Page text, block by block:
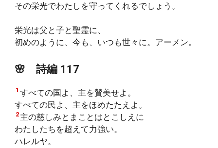
その栄光でわたしを守ってくれるでしょう。
栄光は父と子と聖霊に、
初めのように、今も、いつも世々に。アーメン。
🌸 詩編 117
1 すべての国よ、主を賛美せよ。
すべての民よ、主をほめたたえよ。
2 主の慈しみとまことはとこしえに
わたしたちを超えて力強い。
ハレルヤ。